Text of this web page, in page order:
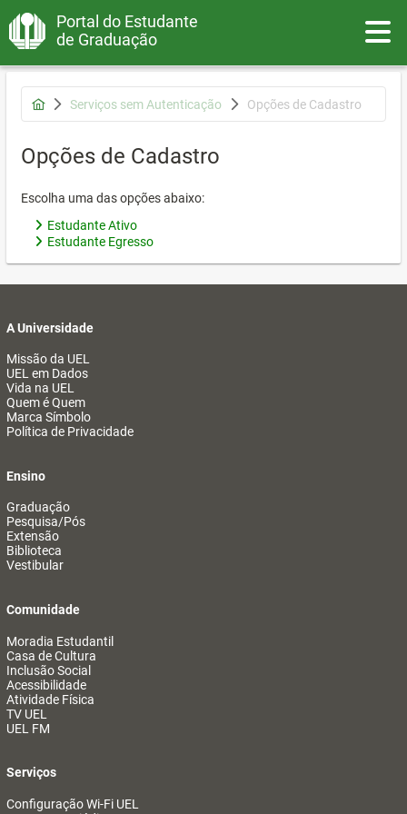
Portal do Estudante
de Graduação
Serviços sem Autenticação Opções de Cadastro
Opções de Cadastro
Escolha uma das opções abaixo:
Estudante Ativo
Estudante Egresso
A Universidade
Missão da UEL
UEL em Dados
Vida na UEL
Quem é Quem
Marca Símbolo
Política de Privacidade
Ensino
Graduação
Pesquisa/Pós
Extensão
Biblioteca
Vestibular
Comunidade
Moradia Estudantil
Casa de Cultura
Inclusão Social
Acessibilidade
Atividade Física
TV UEL
UEL FM
Serviços
Configuração Wi-Fi UEL